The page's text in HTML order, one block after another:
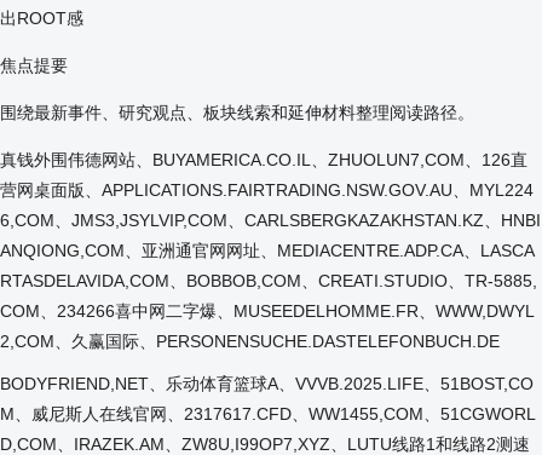
出ROOT感
焦点提要
围绕最新事件、研究观点、板块线索和延伸材料整理阅读路径。
真钱外围伟德网站、BUYAMERICA.CO.IL、ZHUOLUN7,COM、126直
营网桌面版、APPLICATIONS.FAIRTRADING.NSW.GOV.AU、MYL224
6,COM、JMS3,JSYLVIP,COM、CARLSBERGKAZAKHSTAN.KZ、HNBI
ANQIONG,COM、亚洲通官网网址、MEDIACENTRE.ADP.CA、LASCA
RTASDELAVIDA,COM、BOBBOB,COM、CREATI.STUDIO、TR-5885,
COM、234266喜中网二字爆、MUSEEDELHOMME.FR、WWW,DWYL
2,COM、久赢国际、PERSONENSUCHE.DASTELEFONBUCH.DE
BODYFRIEND,NET、乐动体育篮球A、VVVB.2025.LIFE、51BOST,CO
M、威尼斯人在线官网、2317617.CFD、WW1455,COM、51CGWORL
D,COM、IRAZEK.AM、ZW8U,I99OP7,XYZ、LUTU线路1和线路2测速